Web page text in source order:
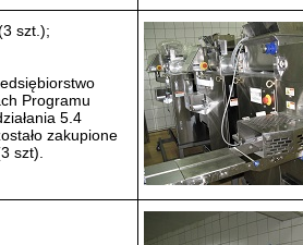
szt.);
Programu
5.4
zakupione
szt).